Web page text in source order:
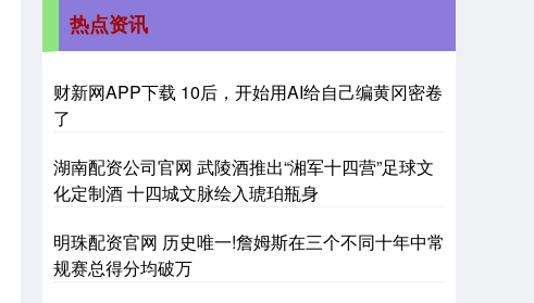
热点资讯
财新网APP下载 10后，开始用AI给自己编黄冈密卷
了
湖南配资公司官网 武陵酒推出“湘军十四营”足球文
化定制酒 十四城文脉绘入琥珀瓶身
明珠配资官网 历史唯一!詹姆斯在三个不同十年中常
规赛总得分均破万